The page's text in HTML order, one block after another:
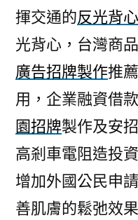
揮交通的反光背心
光背心，台灣商
廣告招牌製作推
用，企業融資借
園招牌製作及安
高剎車電阻造投
增加外國公民申
善肌膚的鬆弛效果